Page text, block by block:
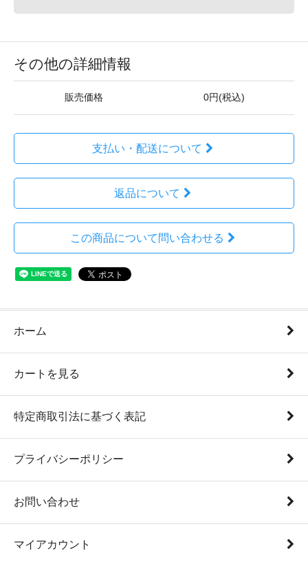
その他の詳細情報
販売価格 0円(税込)
支払い・配送について
返品について
この商品について問い合わせる
ホーム
カートを見る
特定商取引法に基づく表記
プライバシーポリシー
お問い合わせ
マイアカウント